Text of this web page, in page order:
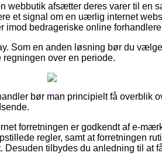
webbutik afsætter deres varer til en
et signal om en uærlig internet
imod bedrageriske online
Som en anden løsning bør du
over en periode.
bør man principielt få overblik
forretningen er godkendt af e-
regler, samt at forretningen
tilbydes du anledning til at